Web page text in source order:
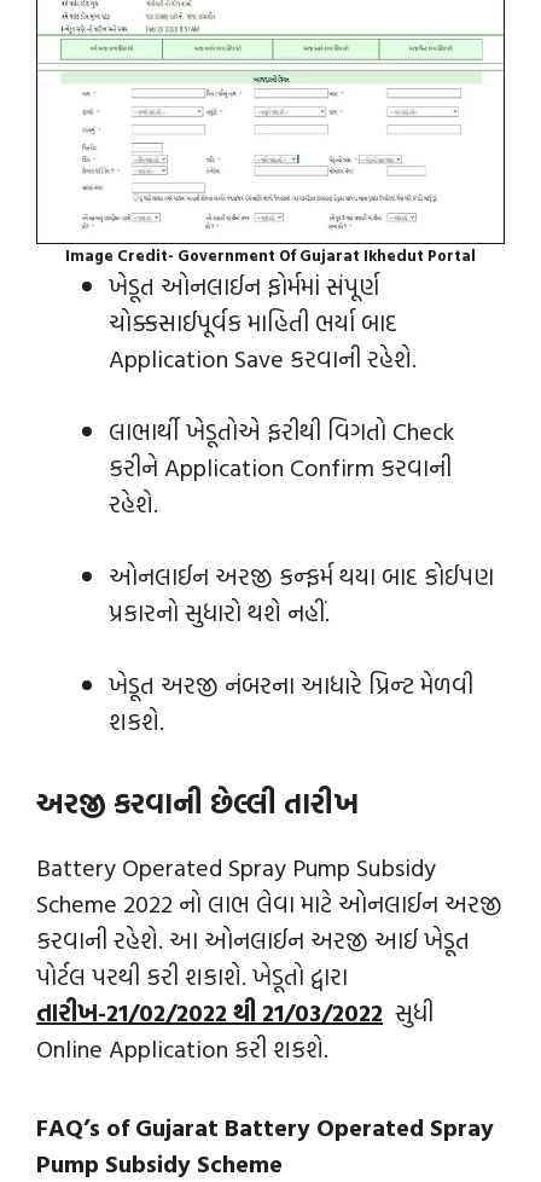
Image Credit- Government Of Gujarat Ikhedut Portal
ખેડૂત ઓનલાઈન ફોર્મમાં સંપૂર્ણ
ચોક્કસાઈપૂર્વક માહિતી ભર્યા બાદ
Application Save કરવાની રહેશે.
લાભાર્થી ખેડૂતોએ ફરીથી વિગતો Check
કરીને Application Confirm કરવાની
રહેશે.
ઓનલાઈન અરજી કન્‍ફર્મ થયા બાદ કોઈપણ
પ્રકારનો સુધારો થશે નહીં.
ખેડૂત અરજી નંબરના આધારે પ્રિ‍ન્‍ટ મેળવી
શકશે.
અરજી કરવાની છેલ્લી તારીખ
Battery Operated Spray Pump Subsidy
Scheme 2022 નો લાભ લેવા માટે ઓનલાઈન અરજી
કરવાની રહેશે. આ ઓનલાઈન અરજી આઈ ખેડૂત
પોર્ટલ પરથી કરી શકાશે. ખેડૂતો દ્વારા
તારીખ-21/02/2022 થી 21/03/2022 સુધી
Online Application કરી શકશે.
FAQ’s of Gujarat Battery Operated Spray
Pump Subsidy Scheme